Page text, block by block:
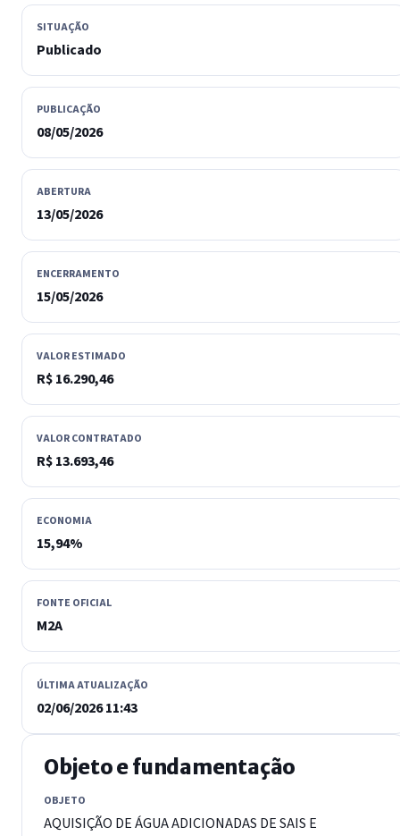
SITUAÇÃO
Publicado
PUBLICAÇÃO
08/05/2026
ABERTURA
13/05/2026
ENCERRAMENTO
15/05/2026
VALOR ESTIMADO
R$ 16.290,46
VALOR CONTRATADO
R$ 13.693,46
ECONOMIA
15,94%
FONTE OFICIAL
M2A
ÚLTIMA ATUALIZAÇÃO
02/06/2026 11:43
Objeto e fundamentação
OBJETO
AQUISIÇÃO DE ÁGUA ADICIONADAS DE SAIS E